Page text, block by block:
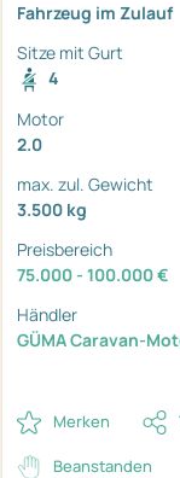
Fahrzeug im Zulauf
Sitze mit Gurt
4
Motor
2.0
max. zul. Gewicht
3.500 kg
Preisbereich
75.000 - 100.000 €
Händler
GÜMA Caravan-
Merken
Beanstanden